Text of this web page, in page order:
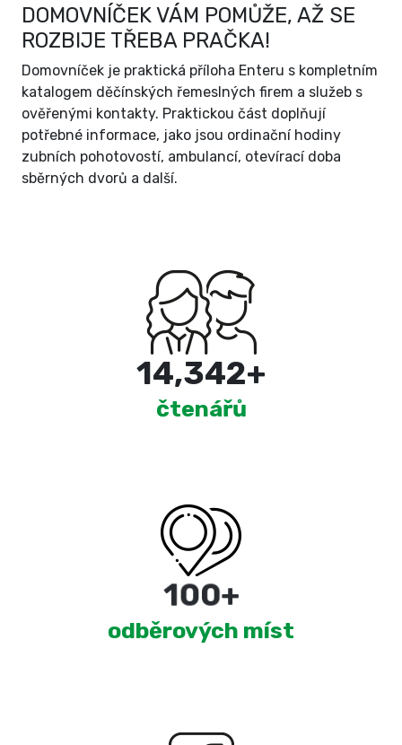
DOMOVNÍČEK VÁM POMŮŽE, AŽ SE
ROZBIJE TŘEBA PRAČKA!
Domovníček je praktická příloha Enteru s kompletním
katalogem děčínských řemeslných firem a služeb s
ověřenými kontakty. Praktickou část doplňují
potřebné informace, jako jsou ordinační hodiny
zubních pohotovostí, ambulancí, otevírací doba
sběrných dvorů a další.
15,000+
čtenářů
180+
odběrových míst